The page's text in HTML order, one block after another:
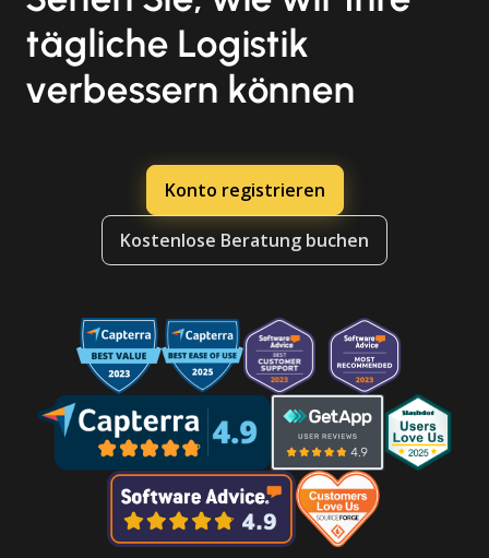
tägliche Logistik
verbessern können
Konto registrieren
Kostenlose Beratung buchen